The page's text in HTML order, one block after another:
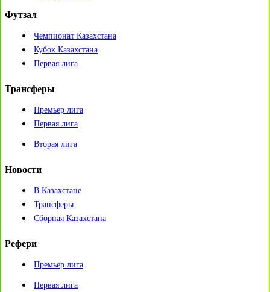
Футзал
Чемпионат Казахстана
Кубок Казахстана
Первая лига
Трансферы
Премьер лига
Первая лига
Вторая лига
Новости
В Казахстане
Трансферы
Сборная Казахстана
Рефери
Премьер лига
Первая лига